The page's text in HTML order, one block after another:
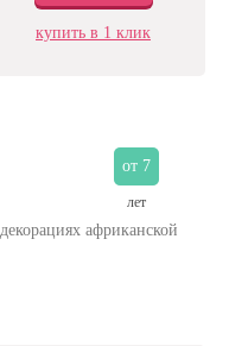
купить в 1 клик
от 7
лет
африканской